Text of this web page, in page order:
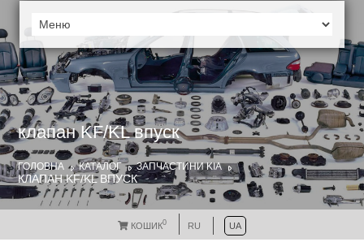
клапан KF/KL впуск
ГОЛОВНА КАТАЛОГ ЗАПЧАСТИНИ KIA
КЛАПАН KF/KL ВПУСК
КОШИК0 RU UA